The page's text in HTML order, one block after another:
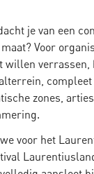
je van een
Voor
willen verrassen,
compleet
zones,
voor het